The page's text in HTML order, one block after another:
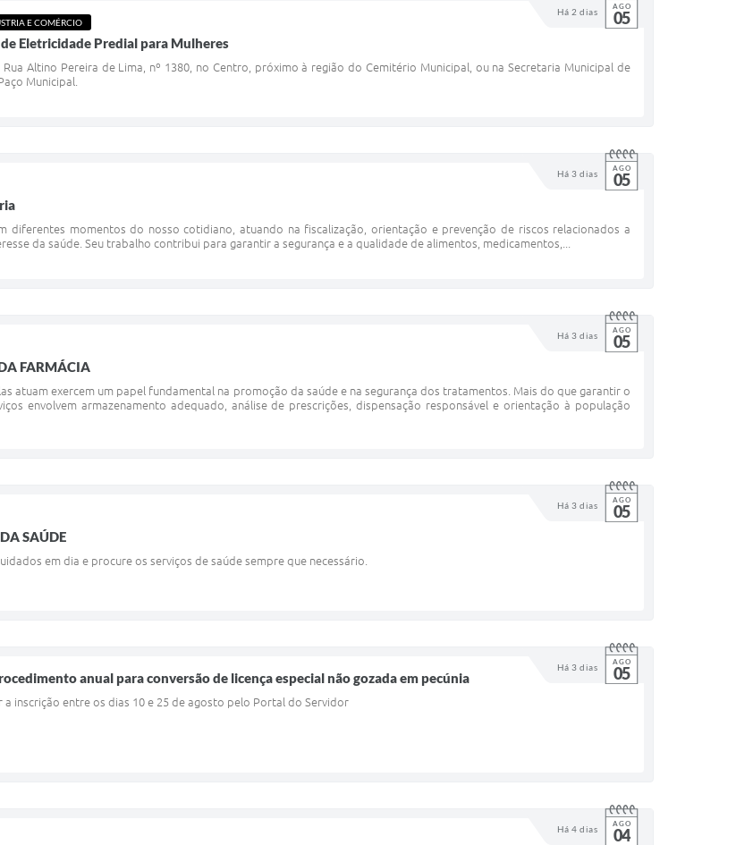
Há 2 dias AGO
05
E COMÉRCIO
Eletricidade Predial para Mulheres
Altino Pereira de Lima, nº 1380, no Centro, próximo à região do Cemitério Municipal, ou na Secretaria Municipal de
Municipal.
Há 3 dias AGO
05
diferentes momentos do nosso cotidiano, atuando na fiscalização, orientação e prevenção de riscos relacionados a
da saúde. Seu trabalho contribui para garantir a segurança e a qualidade de alimentos, medicamentos,...
Há 3 dias AGO
05
FARMÁCIA
atuam exercem um papel fundamental na promoção da saúde e na segurança dos tratamentos. Mais do que garantir o
envolvem armazenamento adequado, análise de prescrições, dispensação responsável e orientação à população
Há 3 dias AGO
05
SAÚDE
em dia e procure os serviços de saúde sempre que necessário.
Há 3 dias AGO
05
anual para conversão de licença especial não gozada em pecúnia
inscrição entre os dias 10 e 25 de agosto pelo Portal do Servidor
Há 4 dias AGO
04